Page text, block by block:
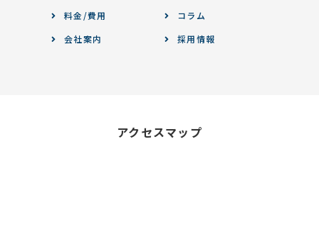
料金/費用
コラム
会社案内
採用情報
アクセスマップ